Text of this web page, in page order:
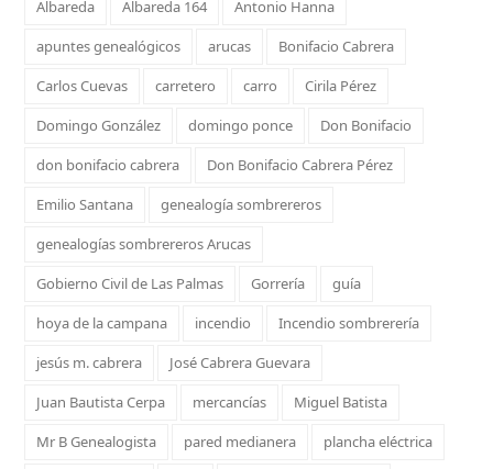
Albareda Albareda 164
Antonio Hanna
apuntes genealógicos
arucas
Bonifacio Cabrera
Carlos Cuevas
carretero carro
Cirila Pérez
Domingo González
domingo ponce
Don Bonifacio
don bonifacio cabrera
Don Bonifacio Cabrera Pérez
Emilio Santana
genealogía sombrereros
genealogías sombrereros Arucas
Gobierno Civil de Las Palmas
Gorrería
guía
hoya de la campana
incendio
Incendio sombrerería
jesús m. cabrera
José Cabrera Guevara
Juan Bautista Cerpa
mercancías
Miguel Batista
Mr B Genealogista
pared medianera
plancha eléctrica